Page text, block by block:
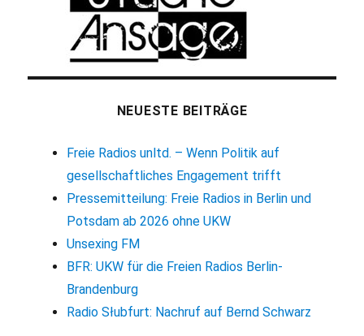
NEUESTE BEITRÄGE
Freie Radios unltd. – Wenn Politik auf
gesellschaftliches Engagement trifft
Pressemitteilung: Freie Radios in Berlin und
Potsdam ab 2026 ohne UKW
Unsexing FM
BFR: UKW für die Freien Radios Berlin-
Brandenburg
Radio Słubfurt: Nachruf auf Bernd Schwarz